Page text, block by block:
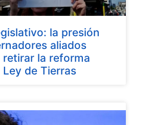
la presión
aliados
retirar la reforma
Ley de Tierras